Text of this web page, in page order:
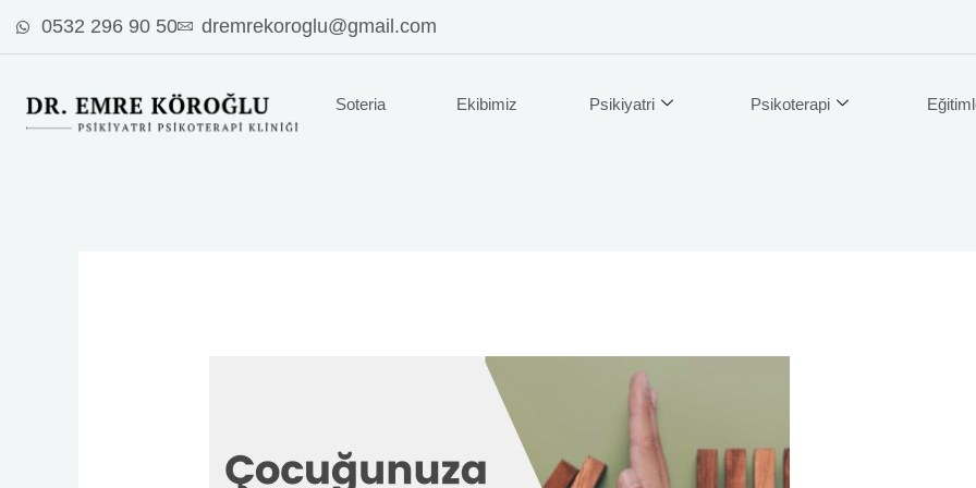
İçeriğe
atla
0532 296 90 50 dremrekoroglu@gmail.com
Soteria Ekibimiz Psikiyatri Psikoterapi